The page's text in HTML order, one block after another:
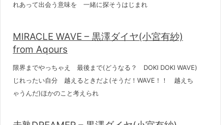
れあって出会う意味を 一緒に探そうはじまれ
MIRACLE WAVE – 黒澤ダイヤ(小宮有紗)
from Aqours
限界までやっちゃえ 最後まで(どうなる？ DOKI DOKI WAVE)
じれったい自分 越えるときだよ(そうだ！WAVE！！ 越えち
ゃうんだ)ほかのこと考えられ